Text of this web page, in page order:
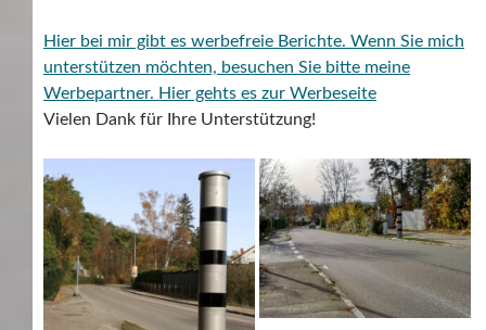
Hier bei mir gibt es werbefreie Berichte. Wenn Sie mich
unterstützen möchten, besuchen Sie bitte meine
Werbepartner. Hier gehts es zur Werbeseite
Vielen Dank für Ihre Unterstützung!